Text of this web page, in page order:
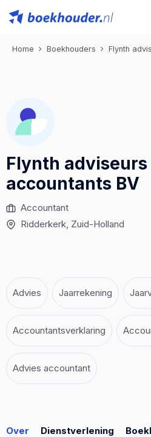
Home Boekhouders Flynth
Flynth adviseurs
accountants BV
Accountant
Ridderkerk, Zuid-Holland
Advies Jaarrekening
Accountantsverklaring
Advies accountant
Over Dienstverlening